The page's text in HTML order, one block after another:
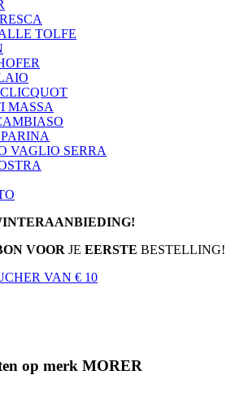
TOLFE
MASSA
VAGLIO SERRA
VOOR JE EERSTE BESTELLING!
VAN € 10
op merk MORER